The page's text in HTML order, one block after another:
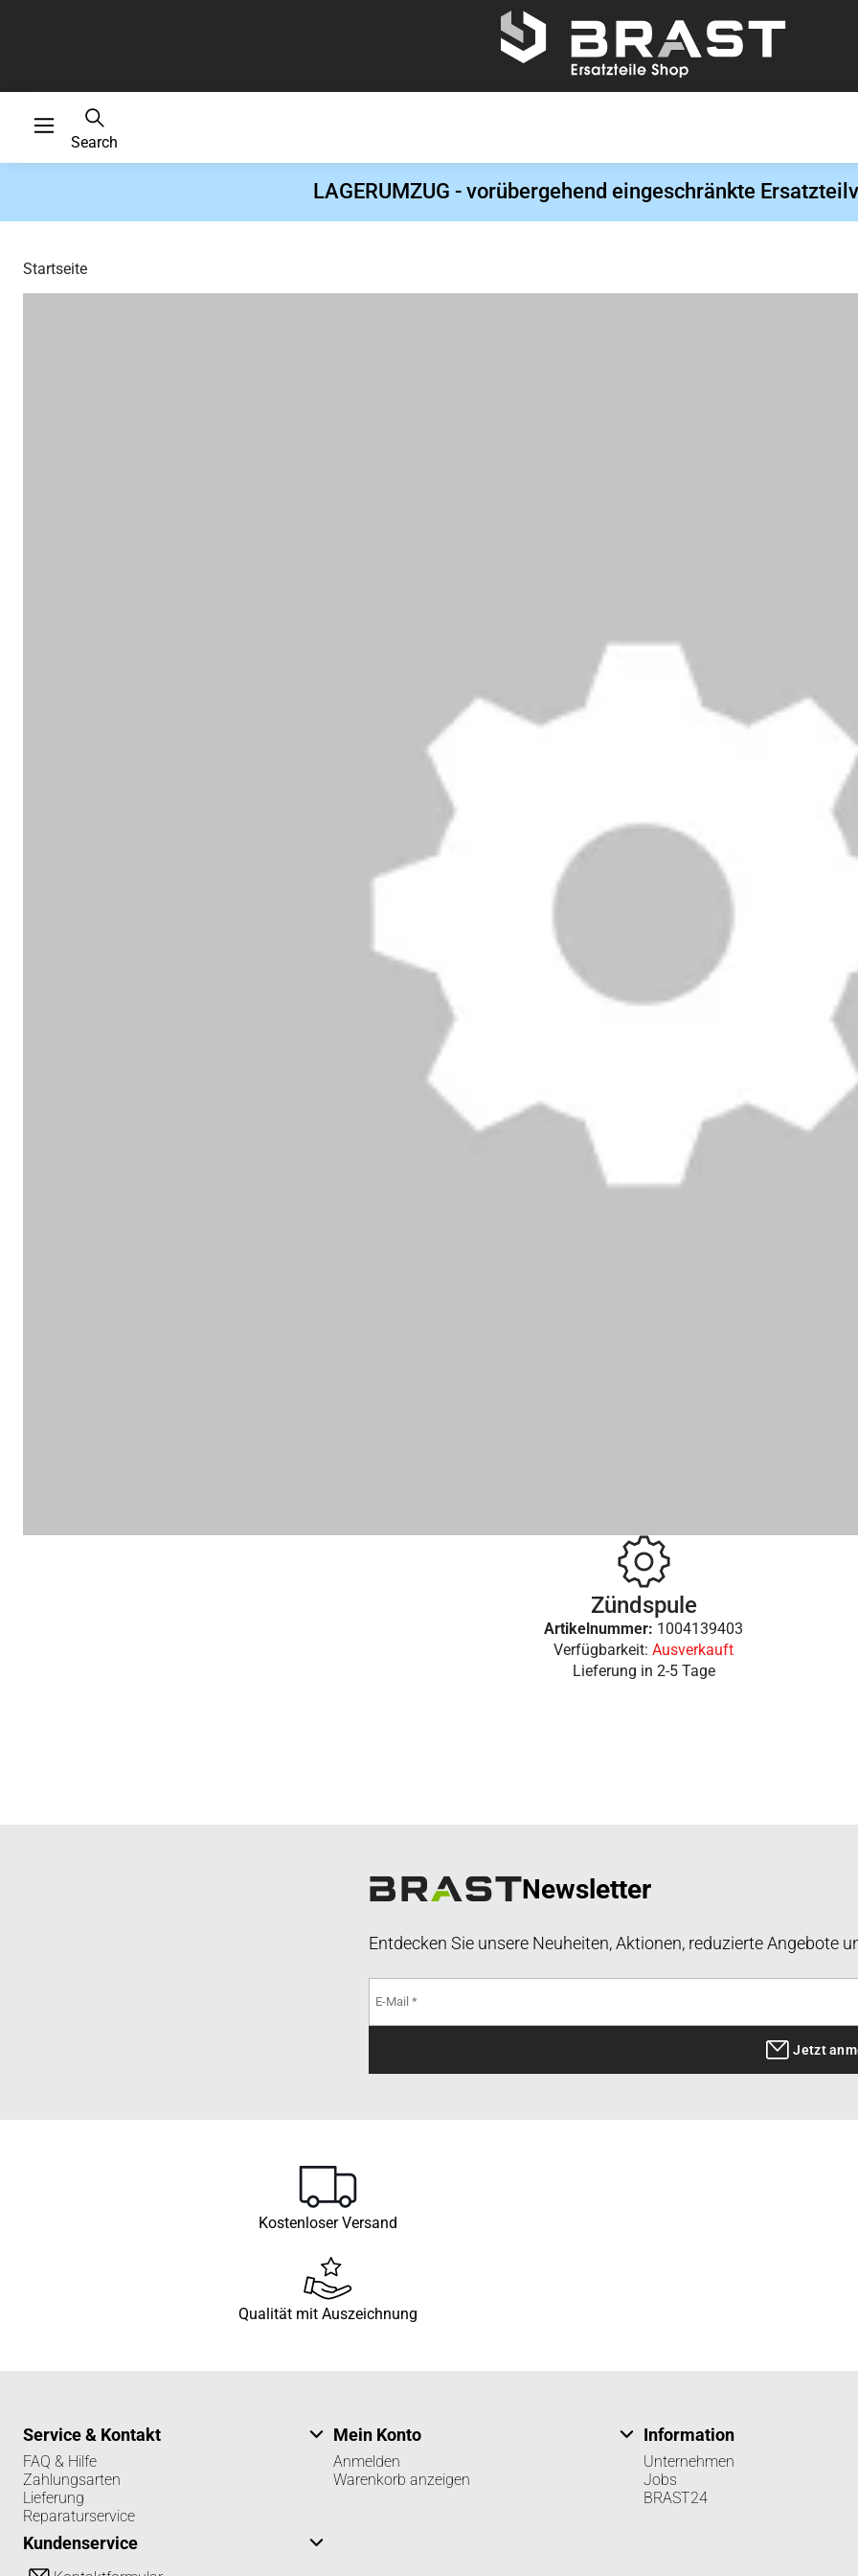
Search
LAGERUMZUG - vorübergehend eingeschränkte
Startseite
Zündspule
Artikelnummer: 1004139403
Verfügbarkeit: Ausverkauft
Lieferung in 2-5 Tage
Newsletter
Entdecken Sie unsere Neuheiten, Aktionen, reduzierte Angebote
Jetzt
Kostenloser Versand
Qualität mit Auszeichnung
Service & Kontakt
FAQ & Hilfe
Zahlungsarten
Lieferung
Reparaturservice
Kundenservice
Mein Konto
Anmelden
Warenkorb anzeigen
Information
Unternehmen
Jobs
BRAST24